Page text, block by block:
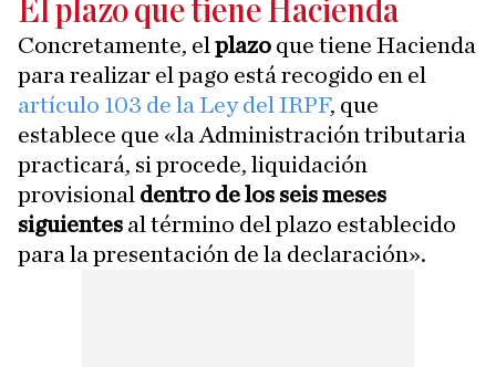
El plazo que tiene Hacienda
Concretamente, el plazo que tiene Hacienda
para realizar el pago está recogido en el
artículo 103 de la Ley del IRPF, que
establece que «la Administración tributaria
practicará, si procede, liquidación
provisional dentro de los seis meses
siguientes al término del plazo establecido
para la presentación de la declaración».